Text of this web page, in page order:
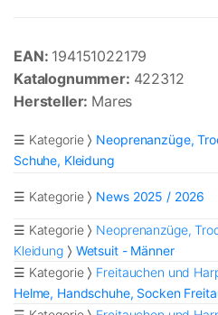
EAN: 194151022179
Katalognummer: 422312
Hersteller: Mares
☰ Kategorie
Neoprenanzüge,
Schuhe, Kleidung
☰ Kategorie News 2025 / 2026
☰ Kategorie
Neoprenanzüge,
Kleidung
Wetsuit - Männer
☰ Kategorie
Freitauchen und
Helme, Handschuhe, Socken